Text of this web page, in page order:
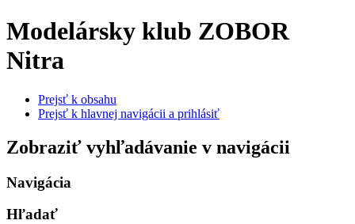
Modelársky klub ZOBOR
Nitra
Prejsť k obsahu
Prejsť k hlavnej navigácii a prihlásiť
Zobraziť vyhľadávanie v navigácii
Navigácia
Hľadať